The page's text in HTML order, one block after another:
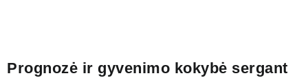
Prognozė ir gyvenimo kokybė sergant